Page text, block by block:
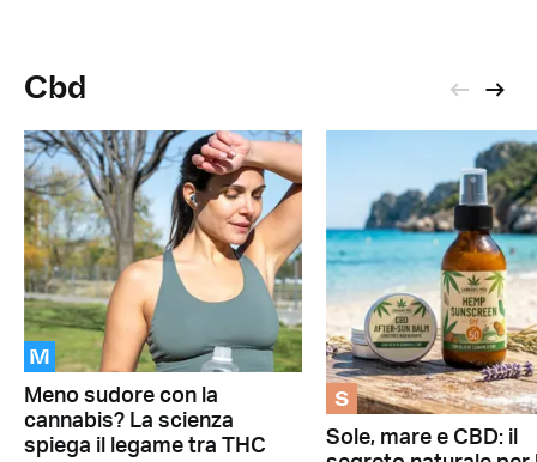
Cbd
M
Meno sudore con la
cannabis? La scienza
spiega il legame tra THC
S
Sole, mare e CBD: il